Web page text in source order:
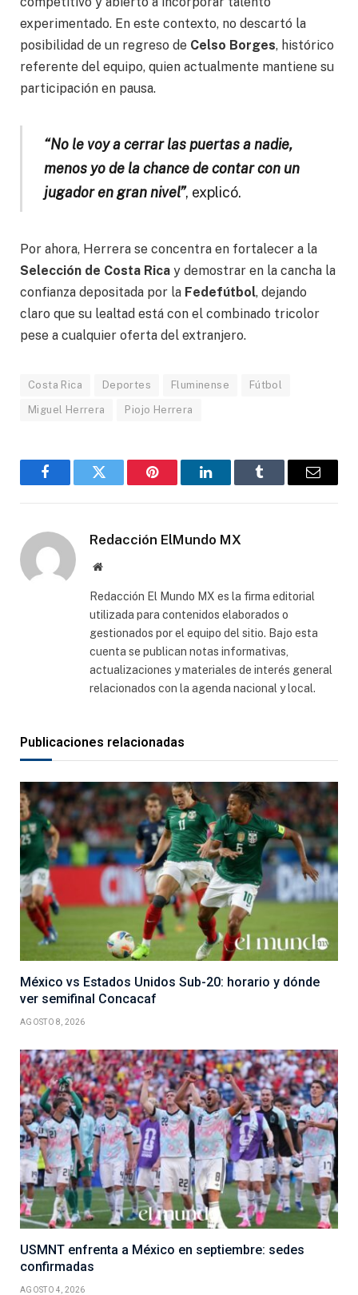
experimentado. En este contexto, no descartó la
posibilidad de un regreso de Celso Borges, histórico
referente del equipo, quien actualmente mantiene su
participación en pausa.
“No le voy a cerrar las puertas a nadie,
menos yo de la chance de contar con un
jugador en gran nivel”, explicó.
Por ahora, Herrera se concentra en fortalecer a la
Selección de Costa Rica y demostrar en la cancha la
confianza depositada por la Fedefútbol, dejando
claro que su lealtad está con el combinado tricolor
pese a cualquier oferta del extranjero.
Costa Rica Deportes Fluminense Fútbol
Miguel Herrera Piojo Herrera
FacebookGorjeo Pinterest LinkedInTumblr
Correo
Redacción ElMundo MX
Sitio
Redacción El Mundo MX es la firma editorial
utilizada para contenidos elaborados o
gestionados por el equipo del sitio. Bajo esta
cuenta se publican notas informativas,
actualizaciones y materiales de interés general
relacionados con la agenda nacional y local.
Publicaciones relacionadas
México vs Estados Unidos Sub-20: horario y dónde
ver semifinal Concacaf
AGOSTO 8, 2026
USMNT enfrenta a México en septiembre: sedes
confirmadas
AGOSTO 4, 2026